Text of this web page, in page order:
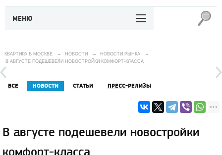
МЕНЮ
КВАРТИРА В МОСКВЕ → НОВОСТИ → НОВОСТИ РЫНКА
→
В АВГУСТЕ ПОДЕШЕВЕЛИ НОВОСТРОЙКИ КОМФОРТ-КЛАССА
ВСЕ НОВОСТИ СТАТЬИ ПРЕСС-РЕЛИЗЫ
В августе подешевели новостройки